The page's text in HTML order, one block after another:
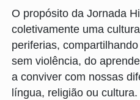
O propósito da Jornada
coletivamente uma
periferias,
sem violência, do
a conviver com nossas
língua, religião ou cultura.